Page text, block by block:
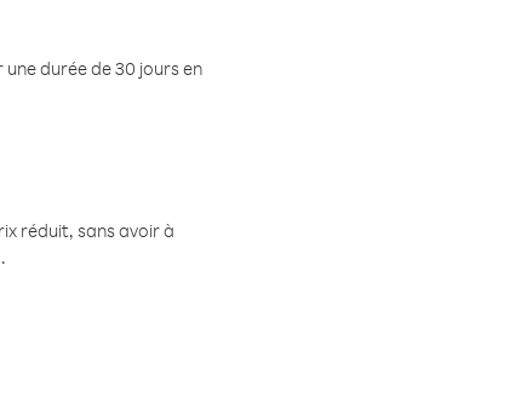
durée de 30 jours en
réduit, sans avoir à